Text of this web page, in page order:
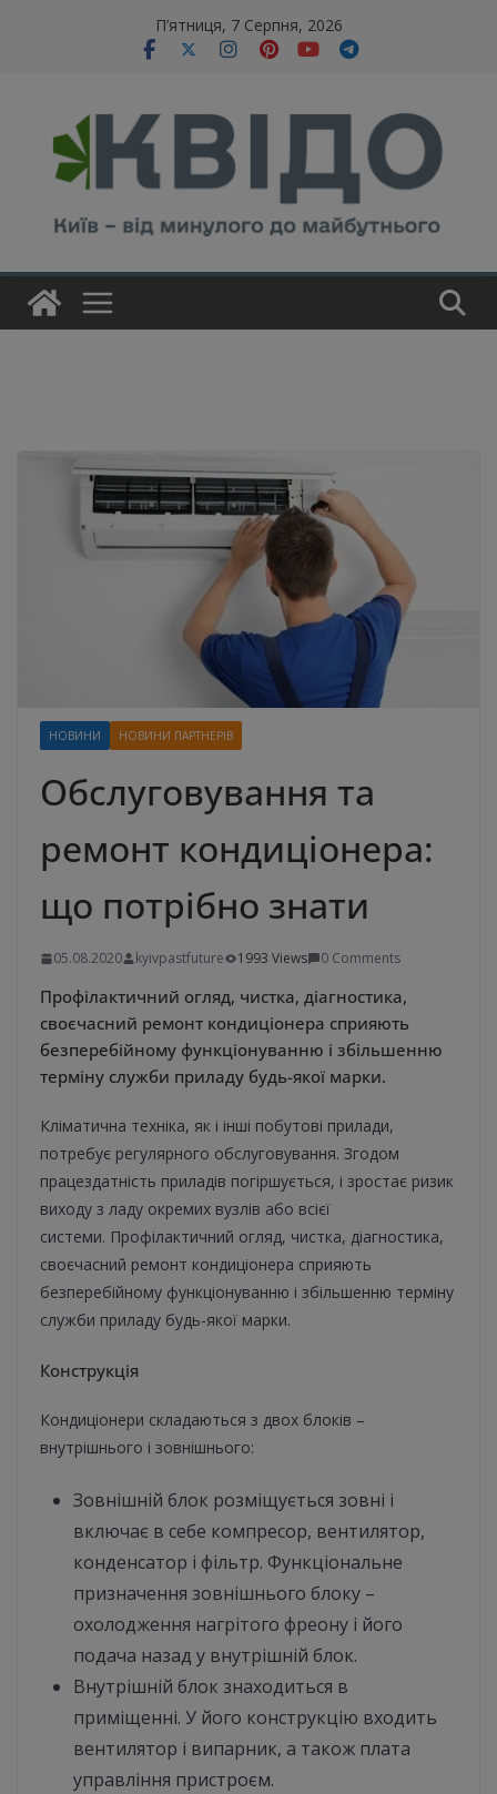
П’ятниця, 7 Серпня, 2026
НОВИНИ НОВИНИ ПАРТНЕРІВ
Обслуговування та
ремонт кондиціонера:
що потрібно знати
05.08.2020 kyivpastfuture 1993 Views 0 Comments
Профілактичний огляд, чистка, діагностика,
своєчасний ремонт кондиціонера сприяють
безперебійному функціонуванню і збільшенню
терміну служби приладу будь-якої марки.
Кліматична техніка, як і інші побутові прилади,
потребує регулярного обслуговування. Згодом
працездатність приладів погіршується, і зростає ризик
виходу з ладу окремих вузлів або всієї
системи. Профілактичний огляд, чистка, діагностика,
своєчасний ремонт кондиціонера сприяють
безперебійному функціонуванню і збільшенню терміну
служби приладу будь-якої марки.
Конструкція
Кондиціонери складаються з двох блоків –
внутрішнього і зовнішнього:
Зовнішній блок розміщується зовні і
включає в себе компресор, вентилятор,
конденсатор і фільтр. Функціональне
призначення зовнішнього блоку –
охолодження нагрітого фреону і його
подача назад у внутрішній блок.
Внутрішній блок знаходиться в
приміщенні. У його конструкцію входить
вентилятор і випарник, а також плата
управління пристроєм.
modal-check